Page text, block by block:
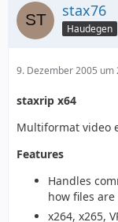
stax76
Haudegen
9. Dezember 2005 um
staxrip x64
Multiformat video
Features
Handles
how files
x264, x265,